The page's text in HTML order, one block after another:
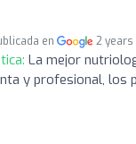
en 2 years
La mejor
y profesional, los